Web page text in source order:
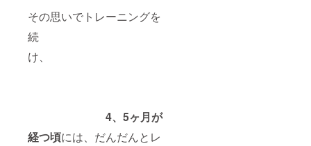
その思いでトレーニングを
続
け、
4、5ヶ月が
経つ頃には、だんだんとレ